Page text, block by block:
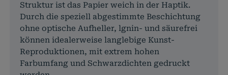
Struktur ist das Papier weich in der Haptik.
Durch die speziell abgestimmte Beschichtung
ohne optische Aufheller, lgnin- und säurefrei
können idealerweise langlebige Kunst-
Reproduktionen, mit extrem hohen
Farbumfang und Schwarzdichten gedruckt